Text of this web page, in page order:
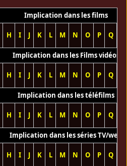
Implication dans les films
H I J K L M N O P Q
Implication dans les Films vidéos
H I J K L M N O P Q
Implication dans les téléfilms
H I J K L M N O P Q
Implication dans les séries TV/web
H I J K L M N O P Q